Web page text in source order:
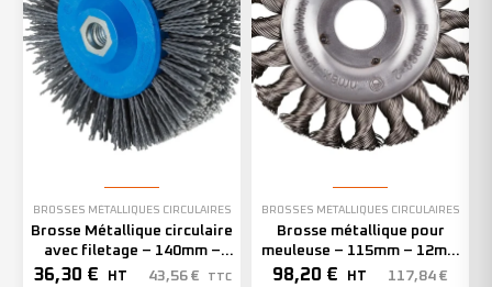
BROSSES MÉTALLIQUES CIRCULAIRES
Brosse Métallique circulaire
avec filetage – 140mm –
Grain 80 – 353121 (x1)
36,30 € HT 43,56 € TTC
BROSSES MÉTALLIQUES CIRCULAIRES
Brosse métallique pour
meuleuse – 115mm – 12mm
– 353077 (x10)
98,20 € HT 117,84 €